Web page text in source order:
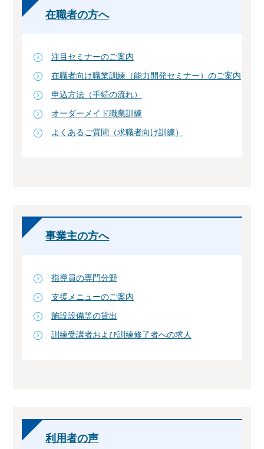
在職者の方へ
注目セミナーのご案内
在職者向け職業訓練（能力開発セミナー）のご案内
申込方法（手続の流れ）
オーダーメイド職業訓練
よくあるご質問（求職者向け訓練）
事業主の方へ
指導員の専門分野
支援メニューのご案内
施設設備等の貸出
訓練受講者および訓練修了者への求人
利用者の声